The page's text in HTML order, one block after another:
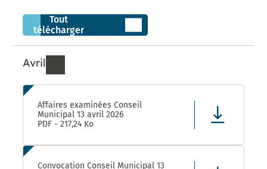
Tout
télécharger
Avril
Ressources de Avril 2026
Affaires examinées Conseil
Municipal 13 avril 2026
PDF - 217,24 Ko
Convocation Conseil Municipal 13